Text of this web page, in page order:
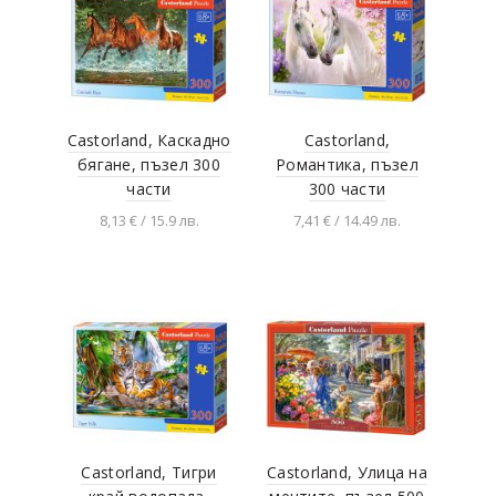
Castorland, Каскадно
бягане, пъзел 300
части
8,13 € / 15.9 лв.
Castorland,
Романтика, пъзел
300 части
7,41 € / 14.49 лв.
Castorland, Тигри
Castorland, Улица на